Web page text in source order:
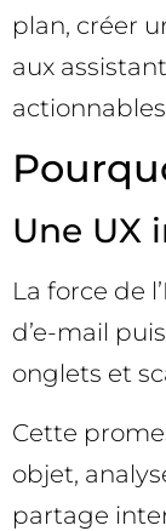
plan, créer
aux
Une UX
La force de
d’e-mail
onglets et
Cette
objet,
partage